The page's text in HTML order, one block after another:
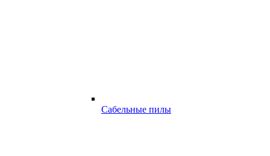
Сабельные пилы